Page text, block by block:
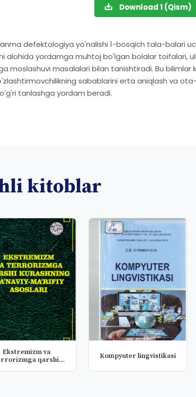
Download 1 (Qism)
defektologiya yo'nalishi 1-bosqich tala-balari
alohida yordamga muhtoj bo'lgan bolalar toifalari,
moslashuvi masalalari bilan tanishtiradi. Bu
sabablarini erta aniqlash va
tanlashga yordam beradi.
kitoblar
Ekstremizm va
qarshi
Kompyuter lingvistikasi